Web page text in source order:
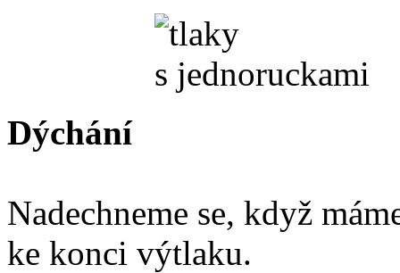
Dýchání
Nadechneme se, když
ke konci výtlaku.